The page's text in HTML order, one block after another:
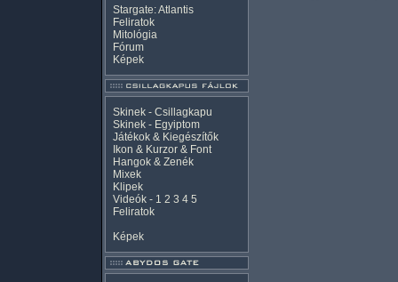
Stargate: Atlantis
Feliratok
Mitológia
Fórum
Képek
Skinek - Csillagkapu
Skinek - Egyiptom
Játékok & Kiegészítők
Ikon & Kurzor & Font
Hangok & Zenék
Mixek
Klipek
Videók - 1 2 3 4 5
Feliratok
Képek